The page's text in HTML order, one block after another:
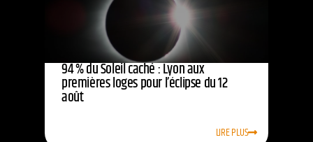
94 % du Soleil caché : Lyon aux
premières loges pour l’éclipse du 12
août
LIRE PLUS